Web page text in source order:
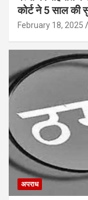
कोर्ट ने 5 साल की
February 18, 2025
अपराध